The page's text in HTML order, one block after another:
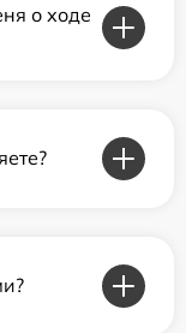
о ходе